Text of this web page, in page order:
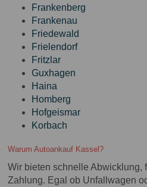
Frankenberg
Frankenau
Friedewald
Frielendorf
Fritzlar
Guxhagen
Haina
Homberg
Hofgeismar
Korbach
Warum Autoankauf Kassel?
Wir bieten schnelle Abwicklung,
Zahlung. Egal ob Unfallwagen